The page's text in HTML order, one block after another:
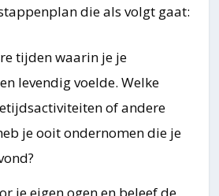
die als volgt gaat:
tijden waarin je je
levendig voelde. Welke
of andere
je ooit ondernomen die je
je eigen ogen en beleef de